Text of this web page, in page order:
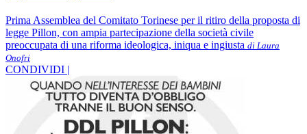
Prima Assemblea del Comitato Torinese per il ritiro della proposta di
legge Pillon, con ampia partecipazione della società civile
preoccupata di una riforma ideologica, iniqua e ingiusta di Laura
Onofri
CONDIVIDI |